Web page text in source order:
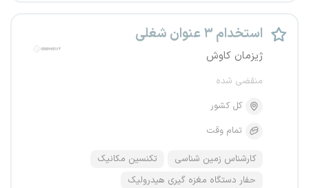
استخدام ۳ عنوان شغلی
ژیزمان کاوش
منقضی شده
کل کشور
تمام وقت
کارشناس زمین شناسی
تکنسین مکانیک
حفار دستگاه مغزه گیری هیدرولیک